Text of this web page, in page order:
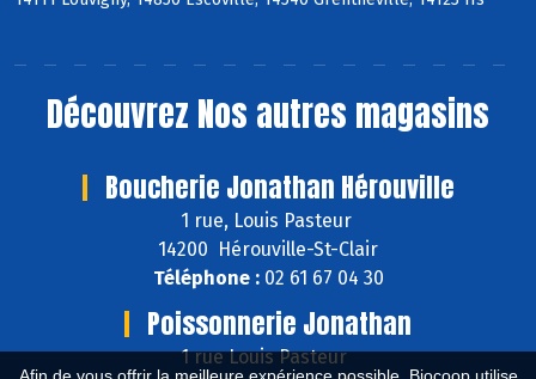
Découvrez Nos autres magasins
Boucherie Jonathan Hérouville
1 rue, Louis Pasteur
14200 Hérouville-St-Clair
Téléphone :02 61 67 04 30
Poissonnerie Jonathan
1 rue Louis Pasteur